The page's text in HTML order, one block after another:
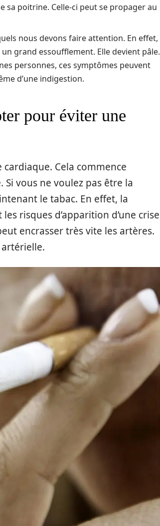
sa poitrine. Celle-ci peut se propager au
nous devons faire attention. En effet,
grand essoufflement. Elle devient pâle.
personnes, ces symptômes peuvent
d’une indigestion.
pour éviter une
Cela commence
Si vous ne voulez pas être la
le tabac. En effet, la
risques d’apparition d’une crise
encrasser très vite les artères.